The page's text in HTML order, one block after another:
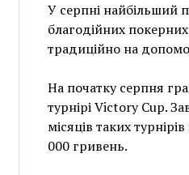
У серпні найбільший
благодійних
традиційно на
На початку серпня
турнірі Victory Cup.
місяців таких
000 гривень.